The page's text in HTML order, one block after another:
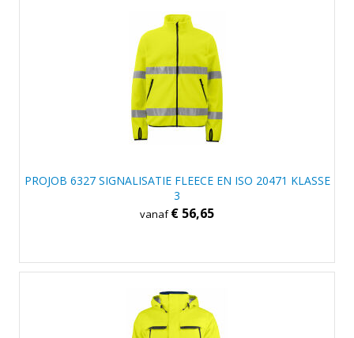
PROJOB 6327 SIGNALISATIE FLEECE EN ISO 20471 KLASSE
3
vanaf€ 56,65